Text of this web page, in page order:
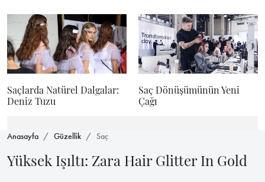
Saçlarda Natürel Dalgalar:
Deniz Tuzu
Saç Dönüşümünün Yeni
Çağı
Anasayfa Güzellik Saç
Yüksek Işıltı: Zara Hair Glitter In Gold